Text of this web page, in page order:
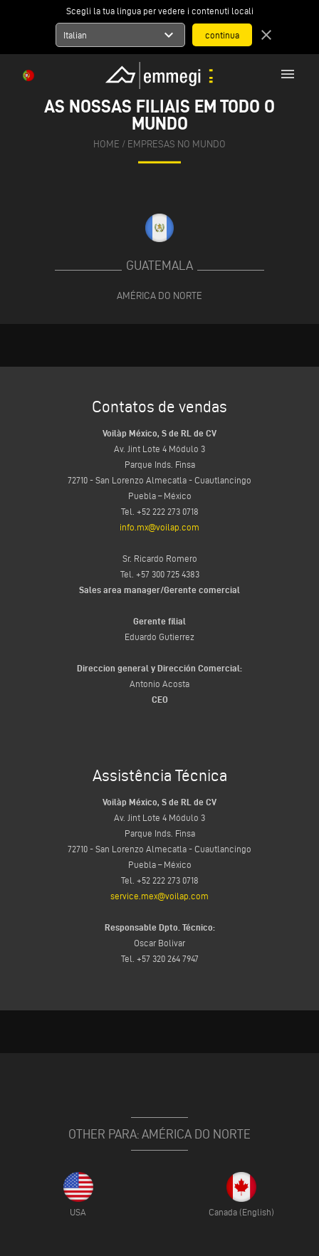
Scegli la tua lingua per vedere i contenuti locali
Italian expand_more close
menu
AS NOSSAS FILIAIS EM TODO O
MUNDO
HOME / EMPRESAS NO MUNDO
GUATEMALA
AMÉRICA DO NORTE
Contatos de vendas
Voilàp México, S de RL de CV
Av. Jint Lote 4 Módulo 3
Parque Inds. Finsa
72710 - San Lorenzo Almecatla - Cuautlancingo
Puebla – México
Tel. +52 222 273 0718
info.mx@voilap.com
Sr. Ricardo Romero
Tel. +57 300 725 4383
Sales area manager/Gerente comercial
Gerente filial
Eduardo Gutierrez
Direccion general y Dirección Comercial:
Antonio Acosta
CEO
Assistência Técnica
Voilàp México, S de RL de CV
Av. Jint Lote 4 Módulo 3
Parque Inds. Finsa
72710 - San Lorenzo Almecatla - Cuautlancingo
Puebla – México
Tel. +52 222 273 0718
service.mex@voilap.com
Responsable Dpto. Técnico:
Oscar Bolivar
Tel. +57 320 264 7947
OTHER PARA: AMÉRICA DO NORTE
USA Canada (English)